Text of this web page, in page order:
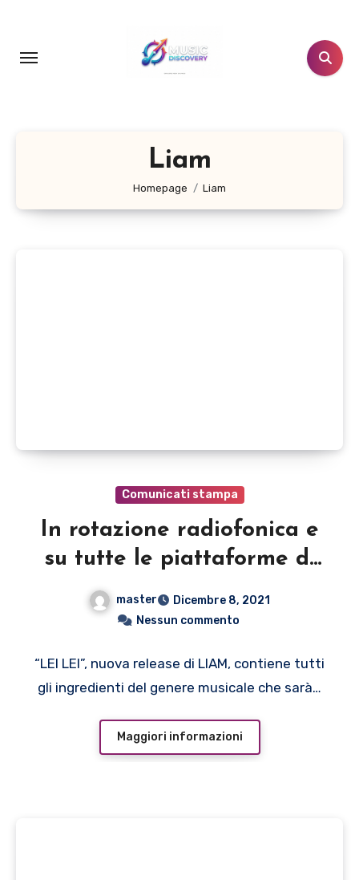
contenuto
Liam
Homepage Liam
Comunicati stampa
In rotazione radiofonica e
su tutte le piattaforme di
streaming “LEI LEI” (BIT
Records), nuovo singolo di
master
Dicembre 8, 2021
Nessun commento
“LEI LEI”, nuova release di LIAM, contiene tutti
gli ingredienti del genere musicale che sarà…
Maggiori informazioni